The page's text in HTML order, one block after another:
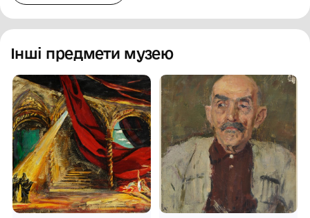
Інші предмети музею